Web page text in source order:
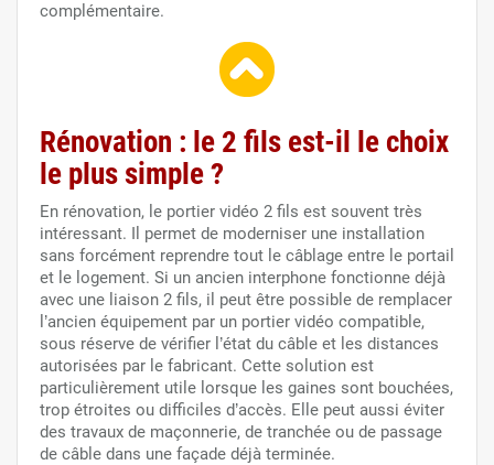
complémentaire.
Rénovation : le 2 fils est-il le choix
le plus simple ?
En rénovation, le portier vidéo 2 fils est souvent très
intéressant. Il permet de moderniser une installation
sans forcément reprendre tout le câblage entre le portail
et le logement. Si un ancien interphone fonctionne déjà
avec une liaison 2 fils, il peut être possible de remplacer
l’ancien équipement par un portier vidéo compatible,
sous réserve de vérifier l’état du câble et les distances
autorisées par le fabricant. Cette solution est
particulièrement utile lorsque les gaines sont bouchées,
trop étroites ou difficiles d’accès. Elle peut aussi éviter
des travaux de maçonnerie, de tranchée ou de passage
de câble dans une façade déjà terminée.